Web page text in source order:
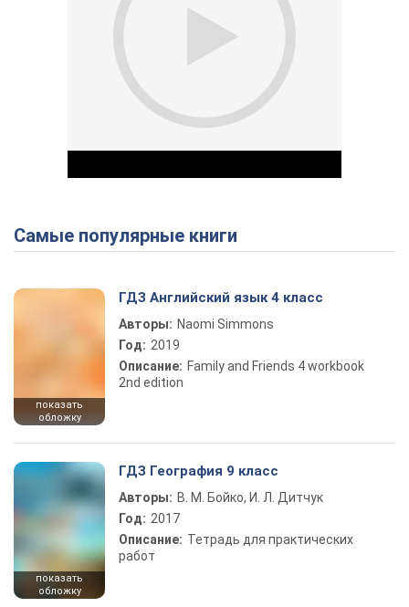
Play Video
Самые популярные книги
показать
обложку
ГДЗ Английский язык 4 класс
Авторы: Naomi Simmons
Год: 2019
Описание: Family and Friends 4 workbook
2nd edition
показать
обложку
ГДЗ География 9 класс
Авторы: В. М. Бойко, И. Л. Дитчук
Год: 2017
Описание: Тетрадь для практических
работ